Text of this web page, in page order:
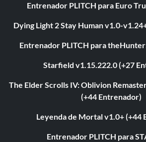
Entrenador PLITCH para Euro
Dying Light 2 Stay Human v1.0-
Entrenador PLITCH para
Starfield v1.15.222.0 (+27
The Elder Scrolls IV: Oblivion
(+44 Entrenador)
Leyenda de Mortal v1.0+ (+44
Entrenador PLITCH para